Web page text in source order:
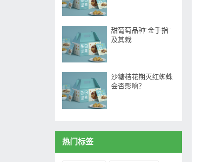
甜葡萄品种“金手指”
及其栽
沙糖桔花期灭红蜘蛛
会否影响？
热门标签